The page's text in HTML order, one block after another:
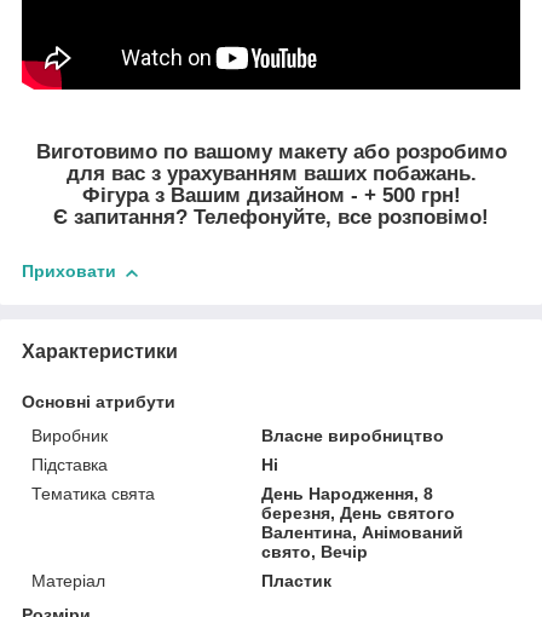
Виготовимо по вашому макету або розробимо
для вас з урахуванням ваших побажань.
Фігура з Вашим дизайном - + 500 грн!
Є запитання? Телефонуйте, все розповімо!
Приховати
Характеристики
Основні атрибути
Виробник
Власне виробництво
Підставка
Ні
Тематика свята
День Народження, 8
березня, День святого
Валентина, Анімований
свято, Вечір
Матеріал
Пластик